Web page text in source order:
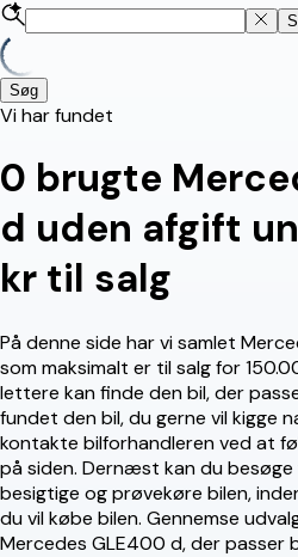
Søg
Vi har fundet
0 brugte
d uden afgift
kr til salg
På denne side har vi samlet
som maksimalt er til salg for
lettere kan finde den bil, der
fundet den bil, du gerne vil kigge
kontakte bilforhandleren ved at
på siden. Dernæst kan du
besigtige og prøvekøre bilen,
du vil købe bilen. Gennemse
Mercedes GLE400 d, der passer